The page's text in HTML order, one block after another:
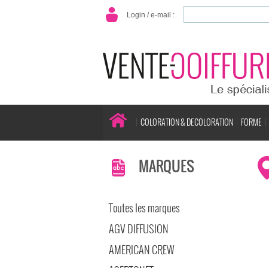
Login / e-mail :
COLORATION & DECOLORATION FORME
MARQUES
Toutes les marques
AGV DIFFUSION
AMERICAN CREW